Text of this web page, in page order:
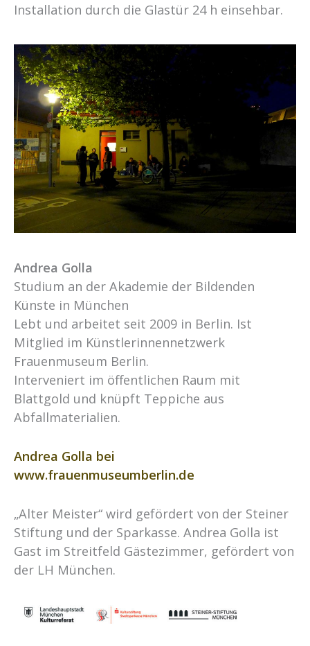
Installation durch die Glastür 24 h einsehbar.
Andrea Golla
Studium an der Akademie der Bildenden
Künste in München
Lebt und arbeitet seit 2009 in Berlin. Ist
Mitglied im Künstlerinnennetzwerk
Frauenmuseum Berlin.
Interveniert im öffentlichen Raum mit
Blattgold und knüpft Teppiche aus
Abfallmaterialien.
Andrea Golla bei
www.frauenmuseumberlin.de
„Alter Meister“ wird gefördert von der Steiner
Stiftung und der Sparkasse. Andrea Golla ist
Gast im Streitfeld Gästezimmer, gefördert von
der LH München.